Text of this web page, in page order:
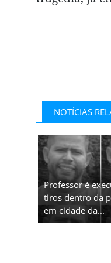
NOTÍCIAS
Professor é
tiros dentro da
em cidade da...